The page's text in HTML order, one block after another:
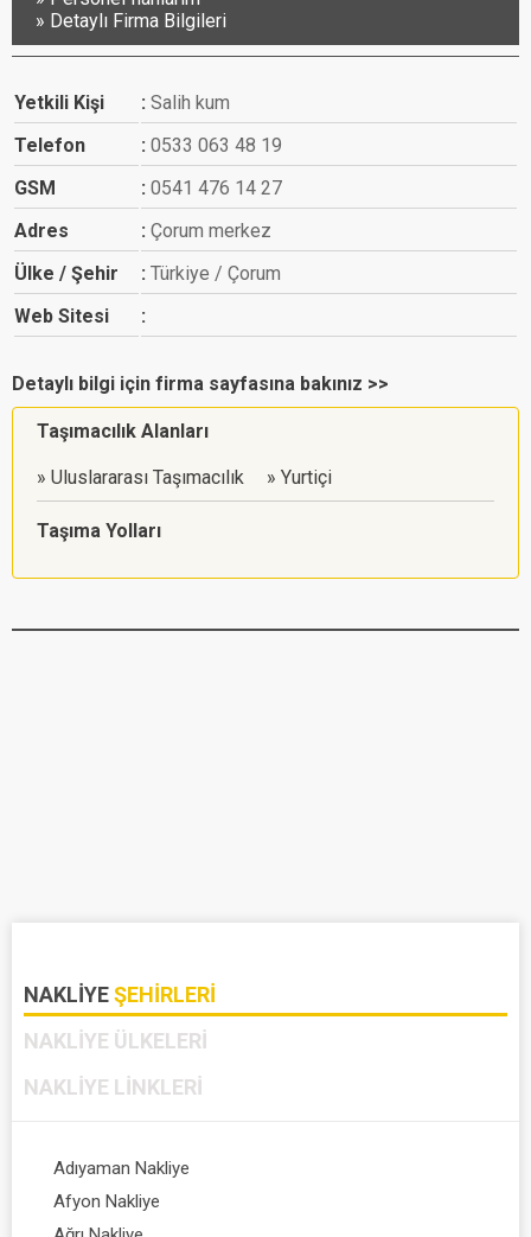
Detaylı Firma Bilgileri
Yetkili Kişi
Salih kum
Telefon
0533 063 48 19
GSM
0541 476 14 27
Adres
Çorum merkez
Ülke / Şehir
Türkiye / Çorum
Web Sitesi
Detaylı bilgi için firma sayfasına bakınız >>
Taşımacılık Alanları
Uluslararası Taşımacılık Yurtiçi
Taşıma Yolları
NAKLIYEŞEHIRLERI
NAKLIYE ÜLKELERI
NAKLIYE LINKLERI
Adıyaman Nakliye
Afyon Nakliye